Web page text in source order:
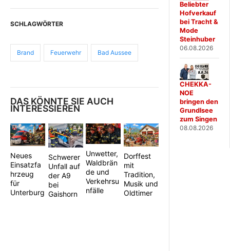
SCHLAGWÖRTER
Brand Feuerwehr Bad Aussee
DAS KÖNNTE SIE AUCH
INTERESSIEREN
Neues
Einsatzfa
hrzeug
für
Unterburg
Schwerer
Unfall auf
der A9
bei
Gaishorn
Unwetter,
Waldbrän
de und
Verkehrsu
nfälle
Dorffest
mit
Tradition,
Musik und
Oldtimer
Beliebter
Hofverkauf
bei Tracht &
Mode
Steinhuber
06.08.2026
CHEKKA-
NOE
bringen den
Grundlsee
zum Singen
08.08.2026